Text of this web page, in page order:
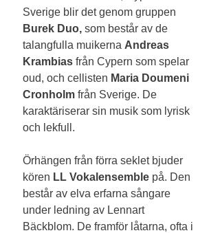
Sverige blir det genom gruppen
Burek Duo, som består av de
talangfulla muikerna Andreas
Krambias från Cypern som spelar
oud, och cellisten Maria Doumeni
Cronholm från Sverige. De
karaktäriserar sin musik som lyrisk
och lekfull.
Örhängen från förra seklet bjuder
kören LL Vokalensemble på. Den
består av elva erfarna sångare
under ledning av Lennart
Bäckblom. De framför låtarna, ofta i